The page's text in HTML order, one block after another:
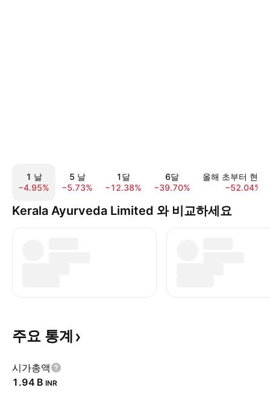
1 날
−4.95%
5 날
−5.73%
1달
−12.38%
6달
−39.70%
올해 초부터 현재
−52.04%
Kerala Ayurveda Limited 와 비교하세요
주요 통계
시가총액
‪1.94 B‬ INR